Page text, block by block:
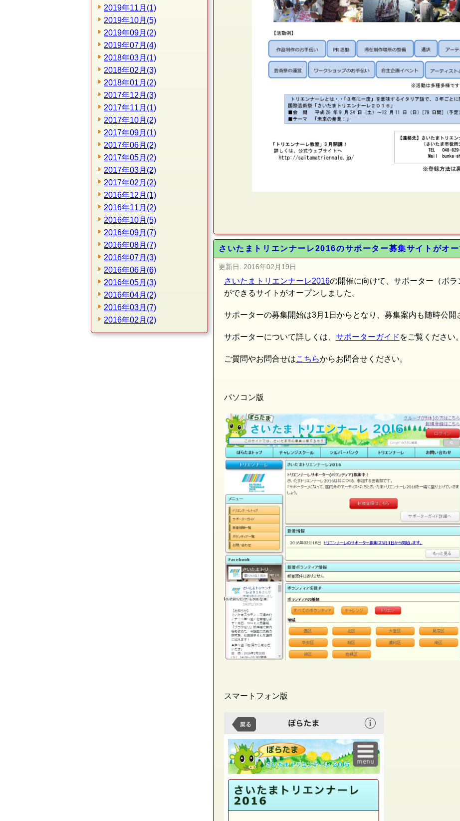
2019年11月(1)
2019年10月(5)
2019年09月(2)
2019年07月(4)
2018年03月(1)
2018年02月(3)
2018年01月(2)
2017年12月(3)
2017年11月(1)
2017年10月(2)
2017年09月(1)
2017年06月(2)
2017年05月(2)
2017年03月(2)
2017年02月(2)
2016年12月(1)
2016年11月(2)
2016年10月(5)
2016年09月(7)
2016年08月(7)
2016年07月(3)
2016年06月(6)
2016年05月(3)
2016年04月(2)
2016年03月(7)
2016年02月(2)
さいたまトリエンナーレ2016のサポーター募集サイトがオー
更新日: 2016年02月19日
さいたまトリエンナーレ2016の開催に向けて、サポーター（ボ
ができるサイトがオープンしました。
サポーターの募集開始は3月1日からとなり、募集案内も随時公開
サポーターについて詳しくは、 サポーターガイド をご覧ください。
ご質問やお問合せはこちらからお問合せください。
パソコン版
スマートフォン版